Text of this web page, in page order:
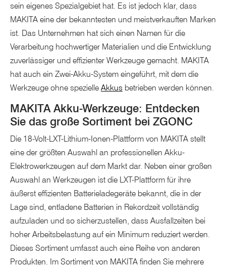
sein eigenes Spezialgebiet hat. Es ist jedoch klar, dass
MAKITA eine der bekanntesten und meistverkauften Marken
ist. Das Unternehmen hat sich einen Namen für die
Verarbeitung hochwertiger Materialien und die Entwicklung
zuverlässiger und effizienter Werkzeuge gemacht. MAKITA
hat auch ein Zwei-Akku-System eingeführt, mit dem die
Werkzeuge ohne spezielle Akkus betrieben werden können.
MAKITA Akku-Werkzeuge: Entdecken
Sie das große Sortiment bei ZGONC
Die 18-Volt-LXT-Lithium-Ionen-Plattform von MAKITA stellt
eine der größten Auswahl an professionellen Akku-
Elektrowerkzeugen auf dem Markt dar. Neben einer großen
Auswahl an Werkzeugen ist die LXT-Plattform für ihre
äußerst effizienten Batterieladegeräte bekannt, die in der
Lage sind, entladene Batterien in Rekordzeit vollständig
aufzuladen und so sicherzustellen, dass Ausfallzeiten bei
hoher Arbeitsbelastung auf ein Minimum reduziert werden.
Dieses Sortiment umfasst auch eine Reihe von anderen
Produkten. Im Sortiment von MAKITA finden Sie mehrere